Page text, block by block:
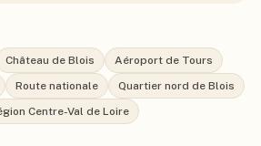
Château de Blois
Aéroport de Tours
Route nationale
Quartier nord de Blois
Centre-Val de Loire